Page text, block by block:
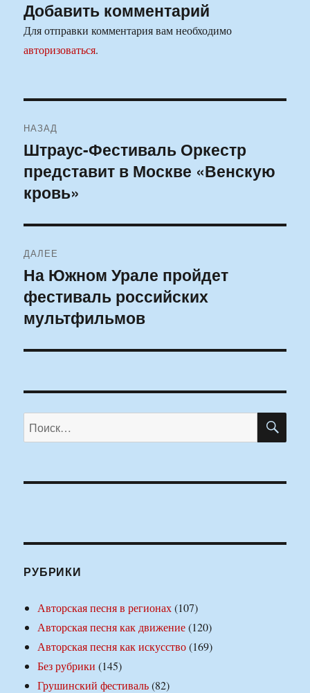
Добавить комментарий
Для отправки комментария вам необходимо
авторизоваться.
по
записям
НАЗАД
Предыдущая
запись:
Штраус-Фестиваль Оркестр
представит в Москве «Венскую
кровь»
ДАЛЕЕ
Следующая
запись:
На Южном Урале пройдет
фестиваль российских
мультфильмов
Искать:
РУБРИКИ
Авторская песня в регионах(107)
Авторская песня как движение(120)
Авторская песня как искусство(169)
Без рубрики (145)
Грушинский фестиваль(82)